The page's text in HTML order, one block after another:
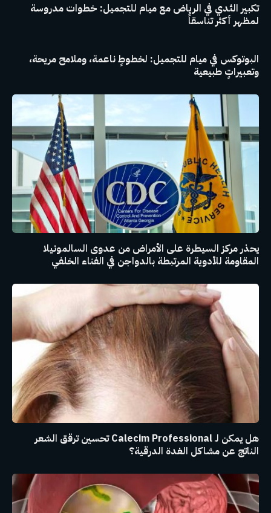
تكبير الثدي في الرياض مع ميام للتجميل: خطوات مدروسة
لمظهر أكثر تناسقاً
البوتوكس في ميام للتجميل: لخطوطٍ ناعمة، وملامح مريحة،
وتعبيراتٍ طبيعية
يحذر مركز السيطرة على الأمراض من عدوى السالمونيلا
المقاومة للأدوية المرتبطة بالدواجن في الفناء الخلفي
هل يمكن لـ Calecim Professional تحسين ترقق الشعر
الناتج عن مشاكل الغدة الدرقية؟